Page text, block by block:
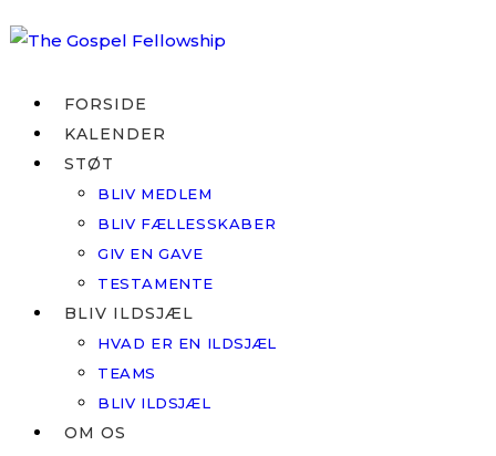
Skip
FORSIDE
KALENDER
STØT
BLIV MEDLEM
BLIV FÆLLESSKABER
GIV EN GAVE
TESTAMENTE
BLIV ILDSJÆL
HVAD ER EN ILDSJÆL
TEAMS
BLIV ILDSJÆL
OM OS